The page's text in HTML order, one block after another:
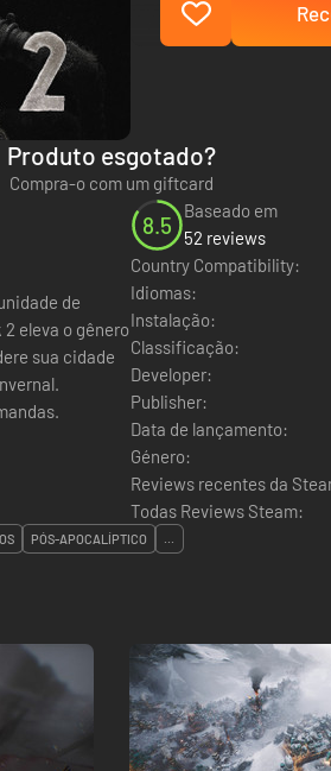
Produto esgotado?
Compra-o com um giftcard
de
sua cidade
8.5
Baseado em
52 reviews
Country Compatibility:
Idiomas:
Instalação:
Classificação:
Developer:
Publisher:
Data de lançamento:
Género:
Reviews recentes da
Todas Reviews Steam:
PÓS-APOCALÍPTICO ...